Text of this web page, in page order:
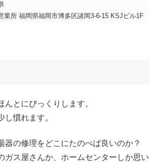
業所 福岡県福岡市博多区諸岡3-6-15 KSJビル1F
んとにびっくりします。
し慣れます。
器の修理をどこにたのべば良いのか？
ガス屋さんか、ホームセンターしか思い